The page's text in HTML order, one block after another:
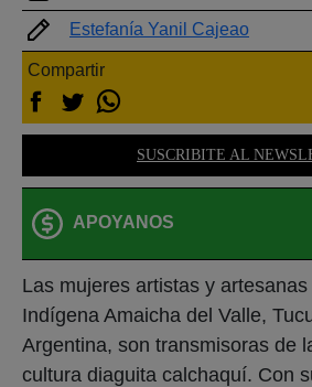
Estefanía Yanil Cajeao
Compartir
SUSCRIBITE AL
APOYANOS
Las mujeres artistas y
Indígena Amaicha del Valle,
Argentina, son transmisoras de
cultura diaguita calchaquí. Con